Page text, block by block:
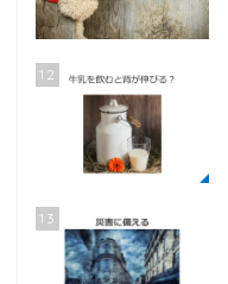
12
13